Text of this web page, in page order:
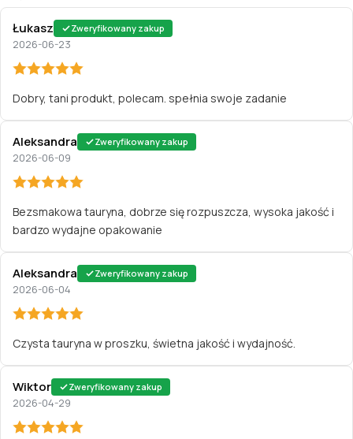
Łukasz Zweryfikowany zakup
2026-06-23
Dobry, tani produkt, polecam. spełnia swoje zadanie
Aleksandra Zweryfikowany zakup
2026-06-09
Bezsmakowa tauryna, dobrze się rozpuszcza, wysoka jakość i
bardzo wydajne opakowanie
Aleksandra Zweryfikowany zakup
2026-06-04
Czysta tauryna w proszku, świetna jakość i wydajność.
Wiktor Zweryfikowany zakup
2026-04-29